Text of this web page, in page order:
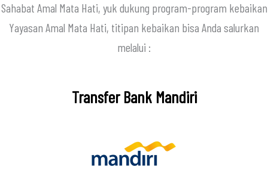
Sahabat Amal Mata Hati, yuk dukung program-program kebaikan
Yayasan Amal Mata Hati, titipan kebaikan bisa Anda salurkan
melalui :
Transfer Bank Mandiri